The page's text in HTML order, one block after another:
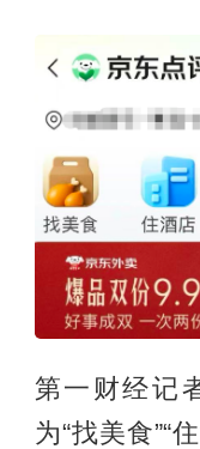
第一财经记
为“找美食”“